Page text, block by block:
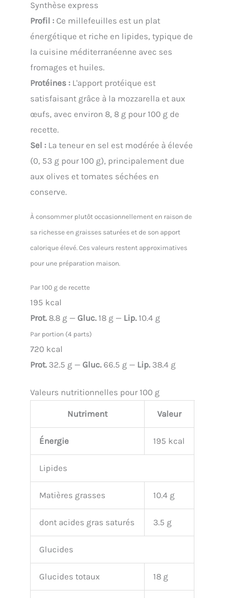
Synthèse express
Profil : Ce millefeuilles est un plat
énergétique et riche en lipides, typique de
la cuisine méditerranéenne avec ses
fromages et huiles.
Protéines : L'apport protéique est
satisfaisant grâce à la mozzarella et aux
œufs, avec environ 8, 8 g pour 100 g de
recette.
Sel : La teneur en sel est modérée à élevée
(0, 53 g pour 100 g), principalement due
aux olives et tomates séchées en
conserve.
À consommer plutôt occasionnellement en raison de
sa richesse en graisses saturées et de son apport
calorique élevé. Ces valeurs restent approximatives
pour une préparation maison.
Par 100 g de recette
195 kcal
Prot. 8.8 g — Gluc. 18 g — Lip. 10.4 g
Par portion (4 parts)
720 kcal
Prot. 32.5 g — Gluc. 66.5 g — Lip. 38.4 g
Valeurs nutritionnelles pour 100 g
Nutriment Valeur
Énergie 195 kcal
Lipides
Matières grasses 10.4 g
dont acides gras saturés 3.5 g
Glucides
Glucides totaux 18 g